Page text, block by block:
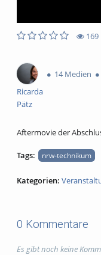
169
views
Kommentare
Ricarda
Pätz
14 Medien
Aftermovie der
Tags: nrw-technikum
Kategorien:
0 Kommentare
Es gibt noch keine